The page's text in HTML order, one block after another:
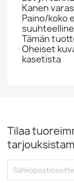
Kanen
Paino/koko
Tämän
Oheiset
kasetista
Tilaa